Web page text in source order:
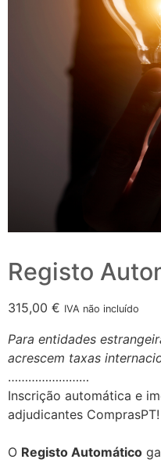
Registo
315,00 € IVA não incluído
Para entidades
acrescem taxas
……………………
Inscrição automática e
adjudicantes ComprasPT!
O Registo Automático